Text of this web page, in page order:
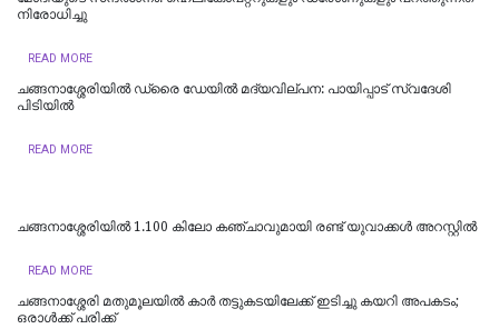
നിരോധിച്ചു
READ MORE
ചങ്ങനാശ്ശേരിയിൽ ഡ്രൈ ഡേയിൽ മദ്യവില്പന: പായിപ്പാട് സ്വദേശി
പിടിയിൽ
READ MORE
ചങ്ങനാശ്ശേരിയിൽ 1.100 കിലോ കഞ്ചാവുമായി രണ്ട് യുവാക്കൾ അറസ്റ്റിൽ
READ MORE
ചങ്ങനാശ്ശേരി മതുമൂലയിൽ കാർ തട്ടുകടയിലേക്ക് ഇടിച്ചു കയറി അപകടം;
ഒരാൾക്ക് പരിക്ക്